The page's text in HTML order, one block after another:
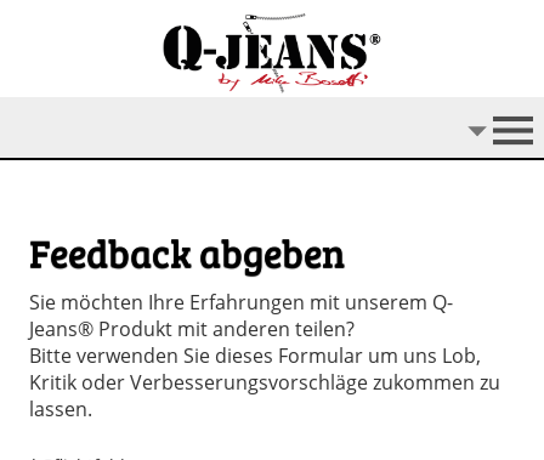
Feedback abgeben
Sie möchten Ihre Erfahrungen mit unserem Q-
Jeans® Produkt mit anderen teilen?
Bitte verwenden Sie dieses Formular um uns Lob,
Kritik oder Verbesserungsvorschläge zukommen zu
lassen.